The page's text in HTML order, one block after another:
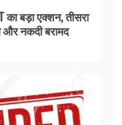
का बड़ा एक्शन, तीसरा
नकदी बरामद